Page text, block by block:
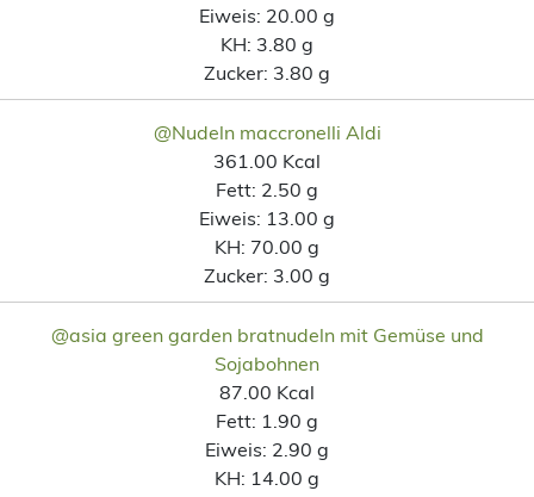
Eiweis: 20.00 g
KH: 3.80 g
Zucker: 3.80 g
@Nudeln maccronelli Aldi
361.00 Kcal
Fett: 2.50 g
Eiweis: 13.00 g
KH: 70.00 g
Zucker: 3.00 g
@asia green garden bratnudeln mit Gemüse und
Sojabohnen
87.00 Kcal
Fett: 1.90 g
Eiweis: 2.90 g
KH: 14.00 g